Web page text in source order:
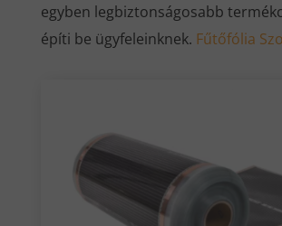
egyben legbiztonságosabb
építi be ügyfeleinknek. Fűtőfólia